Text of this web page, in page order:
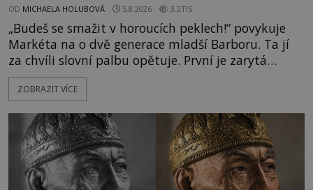
OD MICHAELA HOLUBOVÁ 5.8.2026 3.2TIS
„Budeš se smažit v horoucích peklech!“ povykuje
Markéta na o dvě generace mladší Barboru. Ta jí
za chvíli slovní palbu opětuje. První je zarytá
katolička, druhá přesvědčená kališnice. A každá z
nich se usídlí na jedné z věží slavného hradu
mezi vůdce protihusitského boje. Za manželku má
skutečně jistou
ZOBRAZIT VÍCE